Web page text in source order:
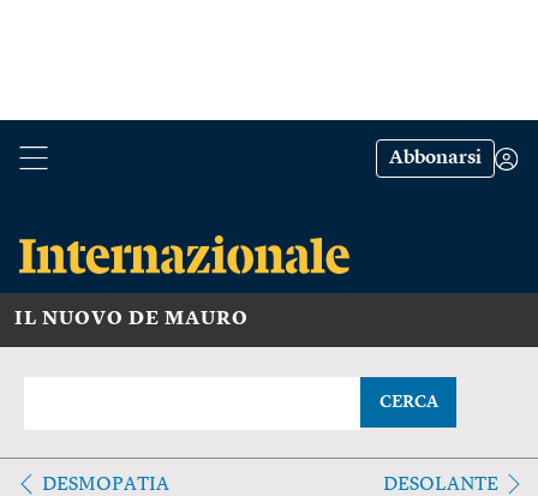
Abbonarsi
IL NUOVO DE MAURO
CERCA
DESMOPATIA DESOLANTE